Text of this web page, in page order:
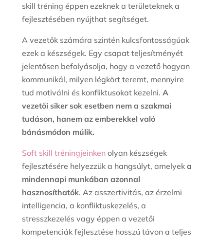
skill tréning éppen ezeknek a területeknek a
fejlesztésében nyújthat segítséget.
A vezetők számára szintén kulcsfontosságúak
ezek a készségek. Egy csapat teljesítményét
jelentősen befolyásolja, hogy a vezető hogyan
kommunikál, milyen légkört teremt, mennyire
tud motiválni és konfliktusokat kezelni. A
vezetői siker sok esetben nem a szakmai
tudáson, hanem az emberekkel való
bánásmódon múlik.
Soft skill tréningjeinkenolyan készségek
fejlesztésére helyezzük a hangsúlyt, amelyek a
mindennapi munkában azonnal
hasznosíthatók. Az asszertivitás, az érzelmi
intelligencia, a konfliktuskezelés, a
stresszkezelés vagy éppen a vezetői
kompetenciák fejlesztése hosszú távon a teljes